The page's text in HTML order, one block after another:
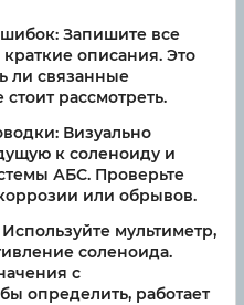
Запишите все
описания. Это
ли связанные
рассмотреть.
Визуально
к соленоиду и
АБС. Проверьте
или обрывов.
Используйте мультиметр,
соленоида.
с
определить, работает